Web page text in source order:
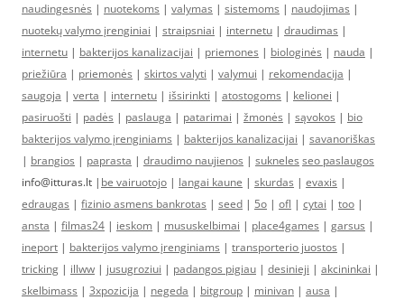
naudingesnės | nuotekoms | valymas | sistemoms | naudojimas |
nuotekų valymo įrenginiai | straipsniai | internetu | draudimas |
internetu | bakterijos kanalizacijai | priemones | biologinės | nauda |
priežiūra | priemonės | skirtos valyti | valymui | rekomendacija |
saugoja | verta | internetu | išsirinkti | atostogoms | kelionei |
pasiruošti | padės | paslauga | patarimai | žmonės | sąvokos | bio
bakterijos valymo įrenginiams | bakterijos kanalizacijai | savanoriškas
| brangios | paprasta | draudimo naujienos | sukneles seo paslaugos
info@itturas.lt | be vairuotojo | langai kaune | skurdas | evaxis |
edraugas | fizinio asmens bankrotas | seed | 5o | ofl | cytai | too |
ansta | filmas24 | ieskom | mususkelbimai | place4games | garsus |
ineport | bakterijos valymo įrenginiams | transporterio juostos |
tricking | illww | jusugroziui | padangos pigiau | desinieji | akcininkai |
skelbimass | 3xpozicija | negeda | bitgroup | minivan | ausa |